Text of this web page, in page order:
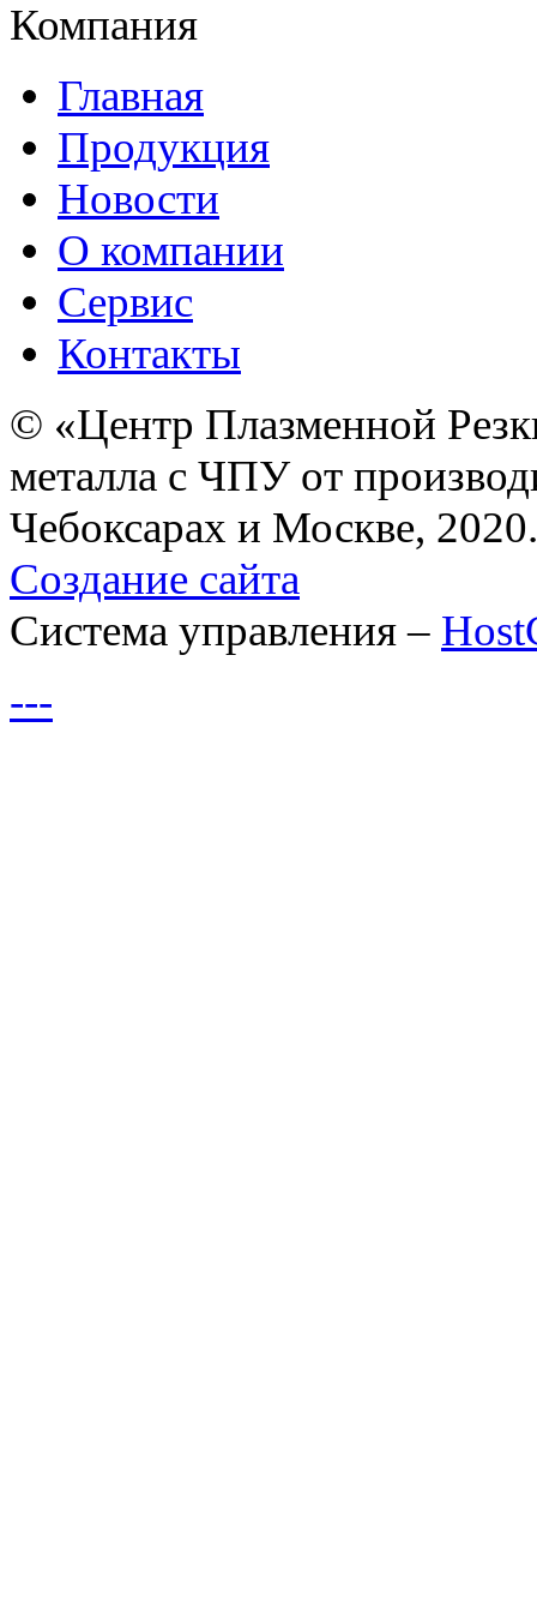
Компания
Главная
Продукция
Новости
О компании
Сервис
Контакты
© «Центр Плазменной
металла с ЧПУ от
Чебоксарах и Москве, 2020.
Создание сайта
Система управления –
---